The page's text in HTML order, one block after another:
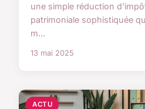
une simple réduction
patrimoniale sophistiquée
m...
13 mai 2025
ACTU